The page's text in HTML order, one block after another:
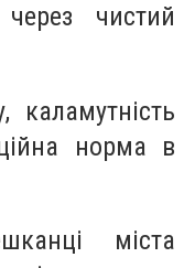
чистий
норма в
міста